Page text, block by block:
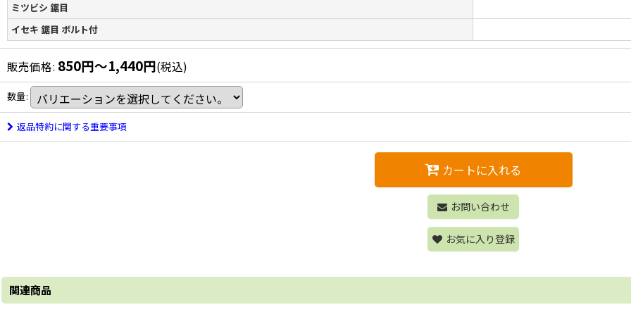
ミツビシ 鋸目
イセキ 鋸目 ボルト付
販売価格: 850円～1,440円(税込)
数量:
返品特約に関する重要事項
カートに入れる
お問い合わせ
お気に入り登録
関連商品